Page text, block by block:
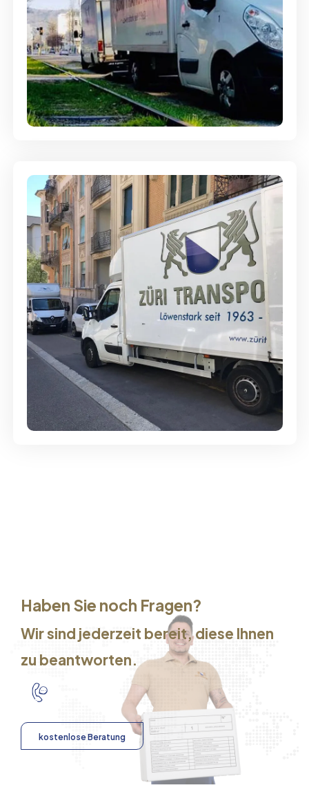
Ein- und Auspackservice
Günstige Umzüge - Hervorragender
Service
Haben Sie noch Fragen?
Wir sind jederzeit bereit, diese Ihnen
zu beantworten.
kostenlose Beratung